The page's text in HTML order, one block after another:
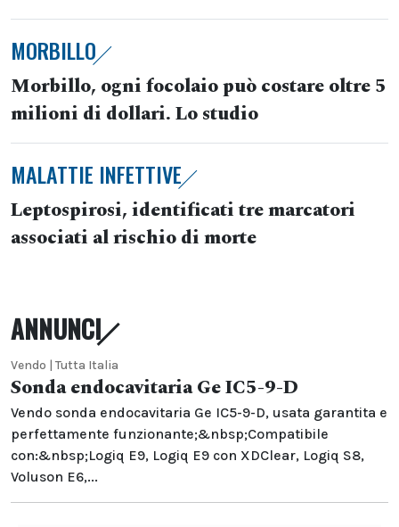
MORBILLO
Morbillo, ogni focolaio può costare oltre 5
milioni di dollari. Lo studio
MALATTIE INFETTIVE
Leptospirosi, identificati tre marcatori
associati al rischio di morte
ANNUNCI
Vendo | Tutta Italia
Sonda endocavitaria Ge IC5-9-D
Vendo sonda endocavitaria Ge IC5-9-D, usata garantita e
perfettamente funzionante;&nbsp;Compatibile
con:&nbsp;Logiq E9, Logiq E9 con XDClear, Logiq S8,
Voluson E6,...